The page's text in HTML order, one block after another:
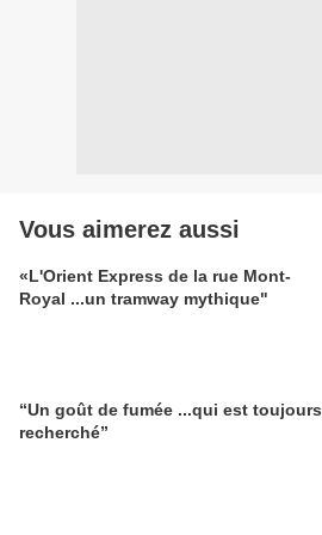
Vous aimerez aussi
«L'Orient Express de la rue Mont-
Royal ...un tramway mythique"
“Un goût de fumée ...qui est toujours
recherché”